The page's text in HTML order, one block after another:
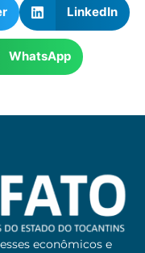
LinkedIn
WhatsApp
econômicos e